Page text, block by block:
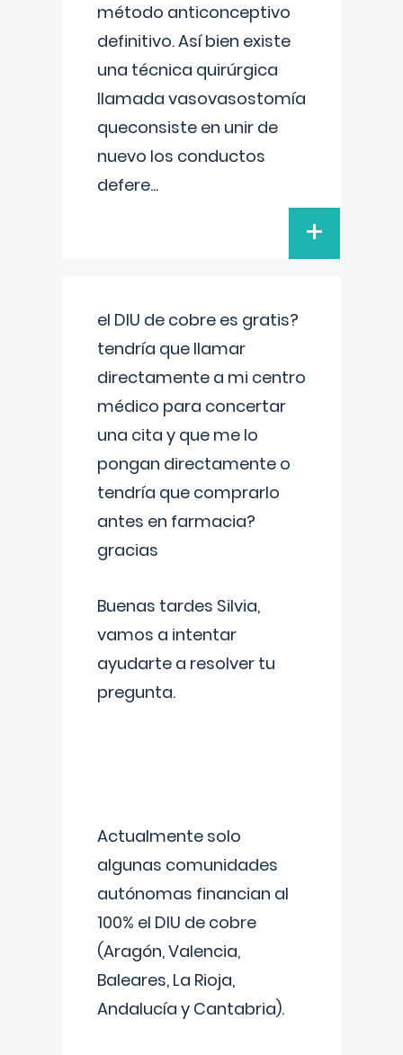
método anticonceptivo
definitivo. Así bien existe
una técnica quirúrgica
llamada vasovasostomía
queconsiste en unir de
nuevo los conductos
defere...
+
el DIU de cobre es gratis?
tendría que llamar
directamente a mi centro
médico para concertar
una cita y que me lo
pongan directamente o
tendría que comprarlo
antes en farmacia?
gracias
Buenas tardes Silvia,
vamos a intentar
ayudarte a resolver tu
pregunta.
Actualmente solo
algunas comunidades
autónomas financian al
100% el DIU de cobre
(Aragón, Valencia,
Baleares, La Rioja,
Andalucía y Cantabria).